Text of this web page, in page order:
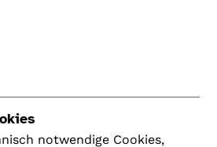
notwendige Cookies,